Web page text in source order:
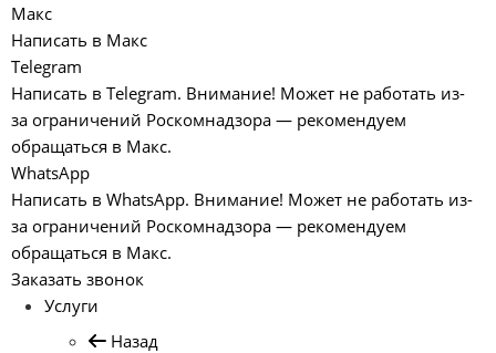
Макс
Написать в Макс
Telegram
Написать в Telegram. Внимание! Может не работать из-
за ограничений Роскомнадзора — рекомендуем
обращаться в Макс.
WhatsApp
Написать в WhatsApp. Внимание! Может не работать из-
за ограничений Роскомнадзора — рекомендуем
обращаться в Макс.
Заказать звонок
Услуги
Назад